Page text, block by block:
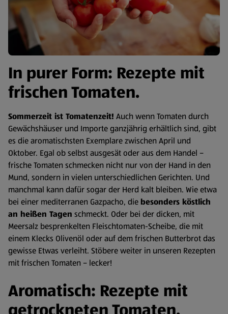
In purer Form: Rezepte mit
frischen Tomaten.
Sommerzeit ist Tomatenzeit! Auch wenn Tomaten durch
Gewächshäuser und Importe ganzjährig erhältlich sind, gibt
es die aromatischsten Exemplare zwischen April und
Oktober. Egal ob selbst ausgesät oder aus dem Handel –
frische Tomaten schmecken nicht nur von der Hand in den
Mund, sondern in vielen unterschiedlichen Gerichten. Und
manchmal kann dafür sogar der Herd kalt bleiben. Wie etwa
bei einer mediterranen Gazpacho, die besonders köstlich
an heißen Tagen schmeckt. Oder bei der dicken, mit
Meersalz besprenkelten Fleischtomaten-Scheibe, die mit
einem Klecks Olivenöl oder auf dem frischen Butterbrot das
gewisse Etwas verleiht. Stöbere weiter in unseren Rezepten
mit frischen Tomaten – lecker!
Aromatisch: Rezepte mit